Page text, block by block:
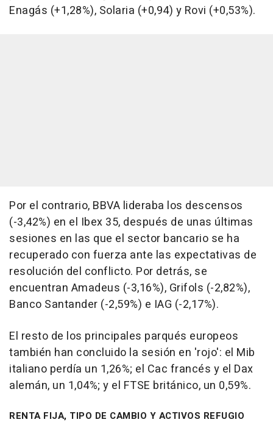
Enagás (+1,28%), Solaria (+0,94) y Rovi (+0,53%).
Por el contrario, BBVA lideraba los descensos
(-3,42%) en el Ibex 35, después de unas últimas
sesiones en las que el sector bancario se ha
recuperado con fuerza ante las expectativas de
resolución del conflicto. Por detrás, se
encuentran Amadeus (-3,16%), Grifols (-2,82%),
Banco Santander (-2,59%) e IAG (-2,17%).
El resto de los principales parqués europeos
también han concluido la sesión en 'rojo': el Mib
italiano perdía un 1,26%; el Cac francés y el Dax
alemán, un 1,04%; y el FTSE británico, un 0,59%.
RENTA FIJA, TIPO DE CAMBIO Y ACTIVOS REFUGIO